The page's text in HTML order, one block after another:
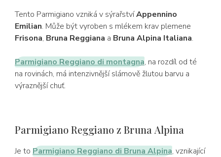
Tento Parmigiano vzniká v sýrařstvíAppennino
Emilian. Může být vyroben s mlékem krav plemene
Frisona, Bruna Reggiana a Bruna Alpina Italiana.
Parmigiano Reggiano di montagna, na rozdíl od té
na rovinách, má intenzivnější slámově žlutou barvu a
výraznější chuť.
Parmigiano Reggiano z Bruna Alpina
Je to Parmigiano Reggiano di Bruna Alpina, vznikající